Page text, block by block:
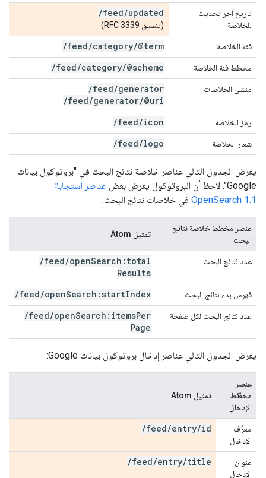
تاريخ آخر تحديث
للخلاصة
/feed/updated
(تنسيق RFC 3339)
فئة الخلاصة /feed/category/@term
مخطط فئة الخلاصة /feed/category/@scheme
منشئ الخلاصات /feed/generator
/feed/generator/@uri
رمز الخلاصة /feed/icon
شعار الخلاصة /feed/logo
يعرض الجدول التالي عناصر خلاصة نتائج البحث في "بروتوكول بيانات
Google". لاحظ أن البروتوكول يعرض بعض
عناصر استجابة
OpenSearch 1.1 في خلاصات نتائج البحث.
عنصر مخطط خلاصة نتائج
البحث
تمثيل Atom
عدد نتائج البحث /feed/openSearch:total
Results
فهرس بدء نتائج البحث /feed/openSearch:startIndex
عدد نتائج البحث لكل صفحة /feed/openSearch:itemsPer
Page
يعرض الجدول التالي عناصر إدخال بروتوكول بيانات Google:
عنصر
مخطّط
الإدخال
تمثيل Atom
معرِّف
الإدخال
/feed/entry/id
عنوان
الإدخال
/feed/entry/title